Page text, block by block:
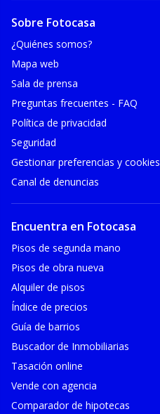
Sobre Fotocasa
¿Quiénes somos?
Mapa web
Sala de prensa
Preguntas frecuentes - FAQ
Política de privacidad
Seguridad
Gestionar preferencias y cookies
Canal de denuncias
Encuentra en Fotocasa
Pisos de segunda mano
Pisos de obra nueva
Alquiler de pisos
Índice de precios
Guía de barrios
Buscador de Inmobiliarias
Tasación online
Vende con agencia
Comparador de hipotecas